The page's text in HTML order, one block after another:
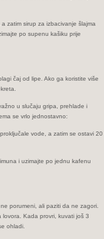
zatim sirup za izbacivanje šlajma
po supenu kašiku prije
čaj od lipe. Ako ga koristite više
u slučaju gripa, prehlade i
se vrlo jednostavno:
vode, a zatim se ostavi 20
i uzimajte po jednu kafenu
porumeni, ali paziti da ne zagori.
lovora. Kada provri, kuvati još 3
ohladi.